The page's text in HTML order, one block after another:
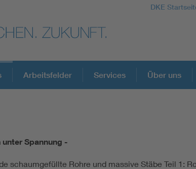
DKE
DKE Fachinformationen im
Blitzschutz: DIN EN 62305 in der Übersicht
Arbeitsfelder Services Über uns
Spannung -
schaumgefüllte Rohre und massive Stäbe Teil 1: